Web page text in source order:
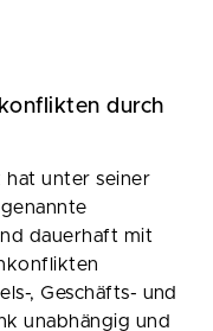
durch
hat unter seiner
dauerhaft mit
, Geschäfts- und
unabhängig und